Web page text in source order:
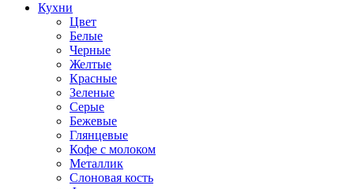
Кухни
Цвет
Белые
Черные
Желтые
Красные
Зеленые
Серые
Бежевые
Глянцевые
Кофе с молоком
Металлик
Слоновая кость